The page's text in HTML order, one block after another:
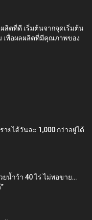
ลิตที่ดี เริ่มต้นจากจุดเริ่มต้น
เพื่อผลผลิตที่มีคุณภาพของ
ายได้วันละ 1,000 กว่าอยู่ได้
ยน้ำว้า 40 ไร่ ไม่พอขาย…